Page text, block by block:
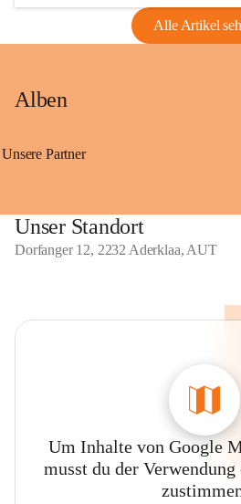
Alle Artikel
Alben
Unsere Partner
Unser Standort
Dorfanger 12, 2232 Aderklaa, AUT
Um Inhalte von Google
musst du der